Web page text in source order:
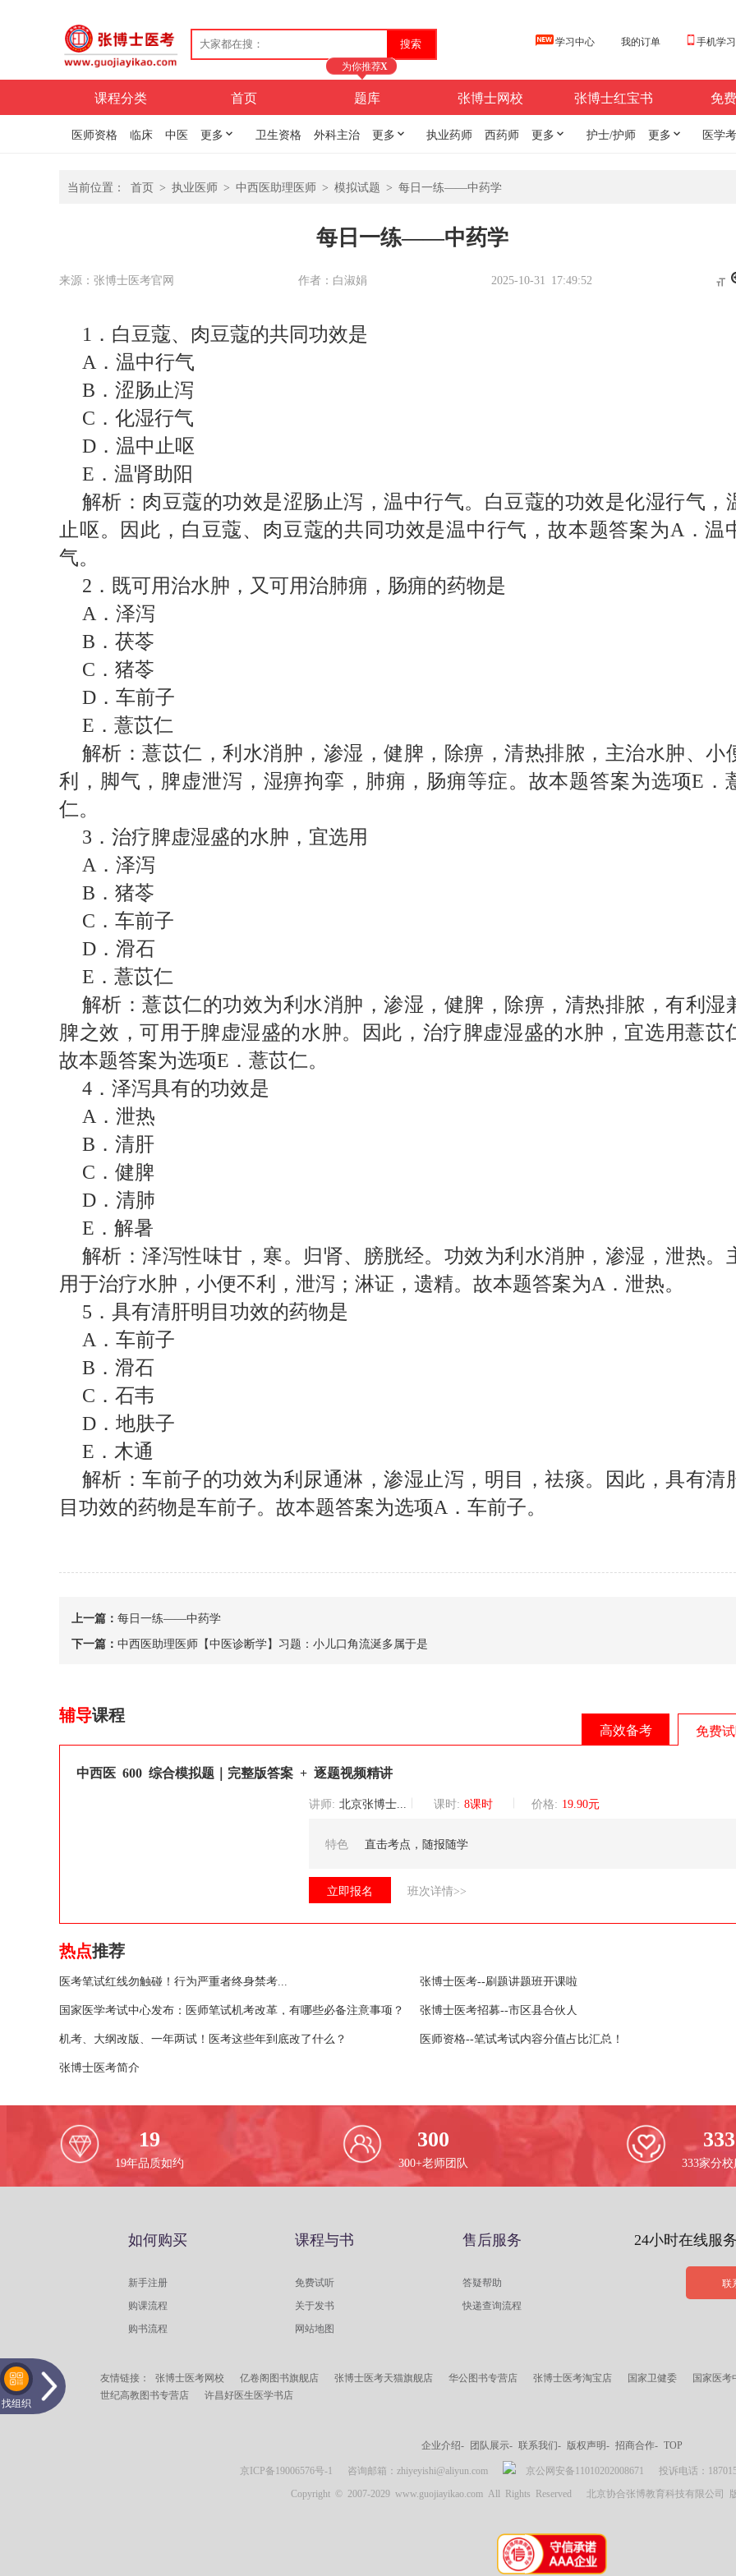
学习中心 我的订单 手机学
课程分类 首页 题库
为你推荐X
张博士网校 张博士红宝书 免
医师资格 临床 中医 更多 卫生资格 外科主治 更多  执业药师 西药师 更多  护士/护师 更多  医学
当前位置： 首页 > 执业医师 > 中西医助理医师 > 模拟试题 > 每日一练——中药学
每日一练——中药学
来源：张博士医考官网 作者：白淑娟 2025-10-31 17:49:52 
1 ．白豆蔻、肉豆蔻的共同功效是
A ．温中行气
B ．涩肠止泻
C ．化湿行气
D ．温中止呕
E ．温肾助阳
解析：肉豆蔻的功效是涩肠止泻，温中行气。白豆蔻的功效是化湿行气，
止呕。因此，白豆蔻、肉豆蔻的共同功效是温中行气，故本题答案为A ．温
气。
2 ．既可用治水肿，又可用治肺痈，肠痈的药物是
A ．泽泻
B ．茯苓
C ．猪苓
D ．车前子
E ．薏苡仁
解析：薏苡仁，利水消肿，渗湿，健脾，除痹，清热排脓，主治水肿、小
利，脚气，脾虚泄泻，湿痹拘挛，肺痈，肠痈等症。故本题答案为选项E ．
仁。
3 ．治疗脾虚湿盛的水肿，宜选用
A ．泽泻
B ．猪苓
C ．车前子
D ．滑石
E ．薏苡仁
解析：薏苡仁的功效为利水消肿，渗湿，健脾，除痹，清热排脓，有利湿
脾之效，可用于脾虚湿盛的水肿。因此，治疗脾虚湿盛的水肿，宜选用薏苡
故本题答案为选项E ．薏苡仁。
4 ．泽泻具有的功效是
A ．泄热
B ．清肝
C ．健脾
D ．清肺
E ．解暑
解析：泽泻性味甘，寒。归肾、膀胱经。功效为利水消肿，渗湿，泄热。
用于治疗水肿，小便不利，泄泻；淋证，遗精。故本题答案为A ．泄热。
5 ．具有清肝明目功效的药物是
A ．车前子
B ．滑石
C ．石韦
D ．地肤子
E ．木通
解析：车前子的功效为利尿通淋，渗湿止泻，明目，祛痰。因此，具有清
目功效的药物是车前子。故本题答案为选项A ．车前子。
上一篇： 每日一练——中药学
下一篇： 中西医助理医师【中医诊断学】习题：小儿口角流涎多属于是
辅导课程
高效备考 免费
中西医 600 综合模拟题｜完整版答案 + 逐题视频精讲
讲师: 北京张博士医考巡讲团核心讲师 课时: 8课时 价格: 19.90元
特色 直击考点，随报随学
立即报名 班次详情>>
热点推荐
医考笔试红线勿触碰！行为严重者终身禁考... 张博士医考--刷题讲题班开课啦
国家医学考试中心发布：医师笔试机考改革，有哪些必备注意事项？ 张博士医考招募--市区县合伙人
机考、大纲改版、一年两试！医考这些年到底改了什么？ 医师资格--笔试考试内容分值占比汇总！
张博士医考简介
19
19年品质如约
300
300+老师团队
333
333家分
如何购买
新手注册
购课流程
购书流程
课程与书
免费试听
关于发书
网站地图
售后服务
答疑帮助
快递查询流程
24小时在线服
联
友情链接： 张博士医考网校 亿卷阁图书旗舰店 张博士医考天猫旗舰店 华公图书专营店 张博士医考淘宝店 国家卫健委
国家医考
世纪高教图书专营店
许昌好医生医学书店
企业介绍- 团队展示- 联系我们- 版权声明- 招商合作- TOP
京ICP备19006576号-1 咨询邮箱：zhiyeyishi@aliyun.com 京公网安备11010202008671 投诉电话：
Copyright © 2007-2029 www.guojiayikao.com All Rights Reserved 北京协合张博教育科技有限公司
找组织